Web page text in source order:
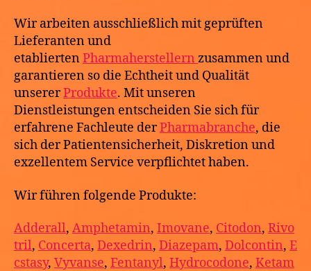
Wir arbeiten ausschließlich mit geprüften
Lieferanten und
etabliertenPharmaherstellern zusammen und
garantieren so die Echtheit und Qualität
unsererProdukte. Mit unseren
Dienstleistungen entscheiden Sie sich für
erfahrene Fachleute derPharmabranche, die
sich der Patientensicherheit, Diskretion und
exzellentem Service verpflichtet haben.
Wir führen folgende Produkte:
Adderall, Amphetamin, Imovane, Citodon, Rivo
tril, Concerta, Dexedrin, Diazepam, Dolcontin, E
cstasy, Vyvanse, Fentanyl, Hydrocodone, Ketam